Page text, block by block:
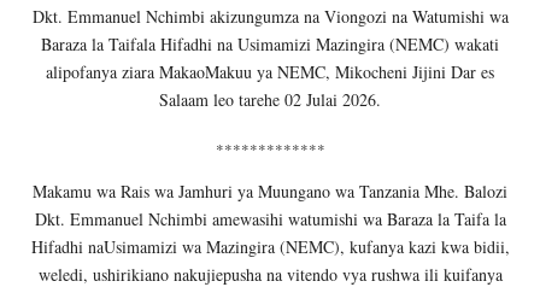
Dkt. Emmanuel Nchimbi akizungumza na Viongozi na Watumishi wa
Baraza la Taifala Hifadhi na Usimamizi Mazingira (NEMC) wakati
alipofanya ziara MakaoMakuu ya NEMC, Mikocheni Jijini Dar es
Salaam leo tarehe 02 Julai 2026.
*************
Makamu wa Rais wa Jamhuri ya Muungano wa Tanzania Mhe. Balozi
Dkt. Emmanuel Nchimbi amewasihi watumishi wa Baraza la Taifa la
Hifadhi naUsimamizi wa Mazingira (NEMC), kufanya kazi kwa bidii,
weledi, ushirikiano nakujiepusha na vitendo vya rushwa ili kuifanya